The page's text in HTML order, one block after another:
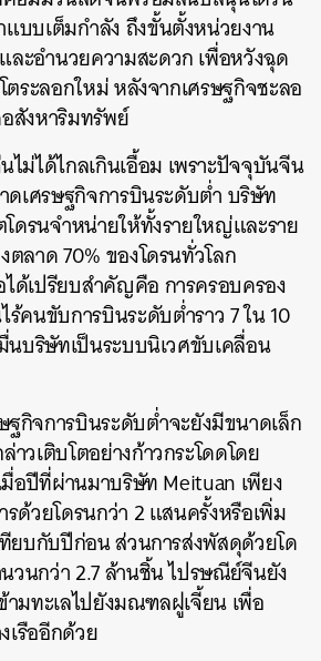
บบเต็มกำลัง ถึงขั้นตั้งหน่วยงาน
ละอำนวยความสะดวก เพื่อหวังฉุด
ตระลอกใหม่ หลังจากเศรษฐกิจชะลอ
สังหาริมทรัพย์
ไม่ได้ไกลเกินเอื้อม เพราะปัจจุบันจีน
ดเศรษฐกิจการบินระดับต่ำ บริษัท
โดรนจำหน่ายให้ทั้งรายใหญ่และราย
ลาด 70% ของโดรนทั่วโลก
ด้เปรียบสำคัญคือ การครอบครอง
คนขับการบินระดับต่ำราว 7 ใน 10
นบริษัทเป็นระบบนิเวศขับเคลื่อน
กิจการบินระดับต่ำจะยังมีขนาดเล็ก
วเติบโตอย่างก้าวกระโดดโดย
มื่อปีที่ผ่านมาบริษัท Meituan เพียง
ด้วยโดรนกว่า 2 แสนครั้งหรือเพิ่ม
ยบกับปีก่อน ส่วนการส่งพัสดุด้วยโด
วนกว่า 2.7 ล้านชิ้น ไปรษณีย์จีนยัง
มทะเลไปยังมณฑลฝูเจี้ยน เพื่อ
รืออีกด้วย